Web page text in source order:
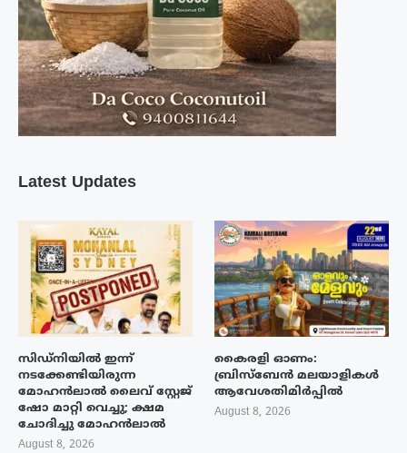
Latest Updates
സിഡ്നിയിൽ ഇന്ന്
നടക്കേണ്ടിയിരുന്ന
മോഹൻലാൽ ലൈവ് സ്റ്റേജ്
ഷോ മാറ്റി വെച്ചു; ക്ഷമ
ചോദിച്ചു മോഹൻലാൽ
August 8, 2026
കൈരളി ഓണം:
ബ്രിസ്ബേൻ മലയാളികൾ
ആവേശതിമിർപ്പിൽ
August 8, 2026